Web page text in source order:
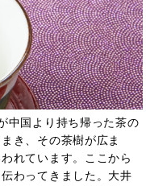
中国より持ち帰った茶の
き、その茶樹が広ま
れています。ここから
わってきました。大井